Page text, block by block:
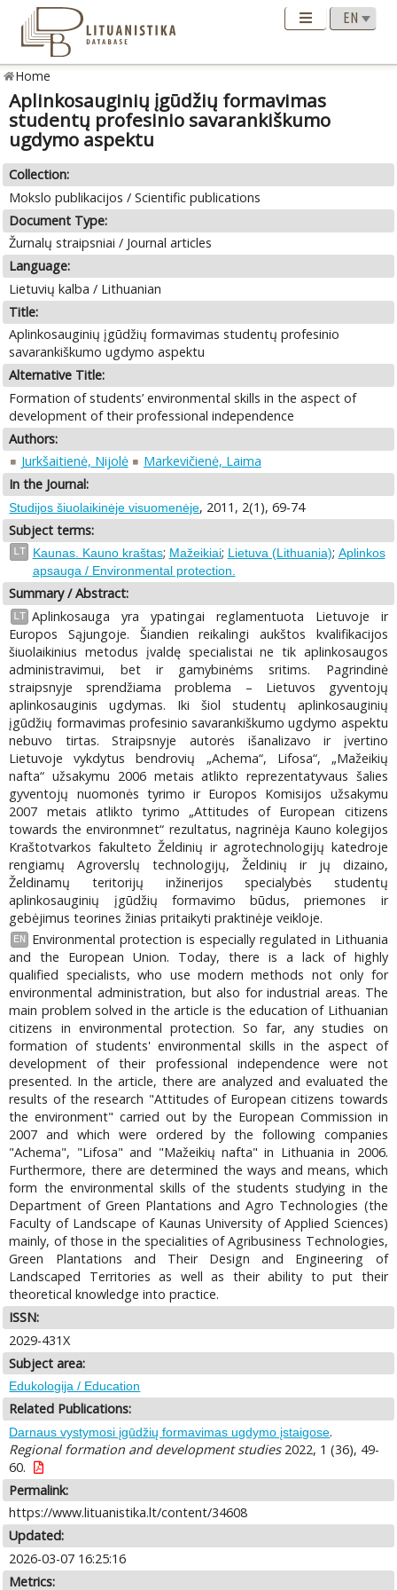
Home
Aplinkosauginių įgūdžių formavimas
studentų profesinio savarankiškumo
ugdymo aspektu
Collection:
Mokslo publikacijos / Scientific publications
Document Type:
Žurnalų straipsniai / Journal articles
Language:
Lietuvių kalba / Lithuanian
Title:
Aplinkosauginių įgūdžių formavimas studentų profesinio
savarankiškumo ugdymo aspektu
Alternative Title:
Formation of students’ environmental skills in the aspect of
development of their professional independence
Authors:
Jurkšaitienė, Nijolė
Markevičienė, Laima
In the Journal:
Studijos šiuolaikinėje visuomenėje, 2011, 2(1), 69-74
Subject terms:
LT Kaunas. Kauno kraštas; Mažeikiai; Lietuva (Lithuania); Aplinkos
apsauga / Environmental protection.
Summary / Abstract:
LT Aplinkosauga yra ypatingai reglamentuota Lietuvoje ir
Europos Sąjungoje. Šiandien reikalingi aukštos kvalifikacijos
šiuolaikinius metodus įvaldę specialistai ne tik aplinkosaugos
administravimui, bet ir gamybinėms sritims. Pagrindinė
straipsnyje sprendžiama problema – Lietuvos gyventojų
aplinkosauginis ugdymas. Iki šiol studentų aplinkosauginių
įgūdžių formavimas profesinio savarankiškumo ugdymo aspektu
nebuvo tirtas. Straipsnyje autorės išanalizavo ir įvertino
Lietuvoje vykdytus bendrovių „Achema“, Lifosa“, „Mažeikių
nafta“ užsakymu 2006 metais atlikto reprezentatyvaus šalies
gyventojų nuomonės tyrimo ir Europos Komisijos užsakymu
2007 metais atlikto tyrimo „Attitudes of European citizens
towards the environmnet“ rezultatus, nagrinėja Kauno kolegijos
Kraštotvarkos fakulteto Želdinių ir agrotechnologijų katedroje
rengiamų Agroverslų technologijų, Želdinių ir jų dizaino,
Želdinamų teritorijų inžinerijos specialybės studentų
aplinkosauginių įgūdžių formavimo būdus, priemones ir
gebėjimus teorines žinias pritaikyti praktinėje veikloje.
EN
Environmental protection is especially regulated in Lithuania
and the European Union. Today, there is a lack of highly
qualified specialists, who use modern methods not only for
environmental administration, but also for industrial areas. The
main problem solved in the article is the education of Lithuanian
citizens in environmental protection. So far, any studies on
formation of students' environmental skills in the aspect of
development of their professional independence were not
presented. In the article, there are analyzed and evaluated the
results of the research "Attitudes of European citizens towards
the environment" carried out by the European Commission in
2007 and which were ordered by the following companies
"Achema", "Lifosa" and "Mažeikių nafta" in Lithuania in 2006.
Furthermore, there are determined the ways and means, which
form the environmental skills of the students studying in the
Department of Green Plantations and Agro Technologies (the
Faculty of Landscape of Kaunas University of Applied Sciences)
mainly, of those in the specialities of Agribusiness Technologies,
Green Plantations and Their Design and Engineering of
Landscaped Territories as well as their ability to put their
theoretical knowledge into practice.
ISSN:
2029-431X
Subject area:
Edukologija / Education
Related Publications:
Darnaus vystymosi įgūdžių formavimas ugdymo įstaigose.
Regional formation and development studies2022, 1 (36), 49-
60.
Permalink:
https://www.lituanistika.lt/content/34608
Updated:
2026-03-07 16:25:16
Metrics: